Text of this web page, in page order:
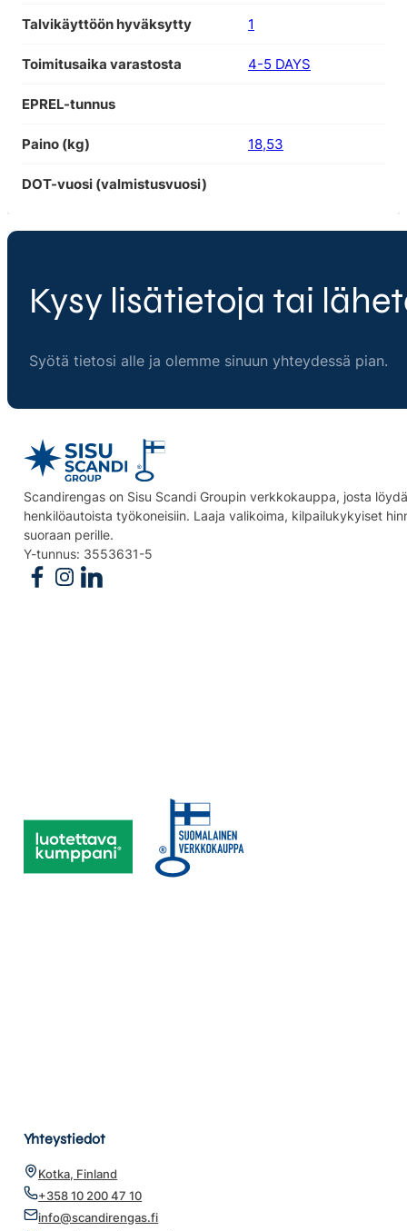
Talvikäyttöön hyväksytty 1
Toimitusaika varastosta 4-5 DAYS
EPREL-tunnus
Paino (kg) 18,53
DOT-vuosi (valmistusvuosi)
Kysy lisätietoja tai
Syötä tietosi alle ja olemme sinuun yhteydessä pian.
Scandirengas on Sisu Scandi Groupin verkkokauppa, josta
henkilöautoista työkoneisiin. Laaja valikoima, kilpailukykyiset
suoraan perille.
Y-tunnus: 3553631-5
Follow us on Facebook
Follow us on Instagram
Follow us on Linkedin
Yhteystiedot
Kotka, Finland
+358 10 200 47 10
info@scandirengas.fi